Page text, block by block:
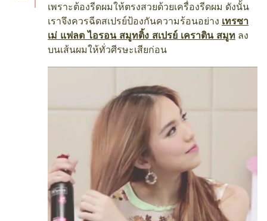
เพราะต้องรีดผมให้ตรงสวยด้วยเครื่องรีดผม ดังนั้น
เราจึงควรฉีดสเปรย์ป้องกันความร้อนอย่าง เทรซา
เม่ แฟลต ไอรอน สมูทติ้ง สเปรย์ เคราติน สมูท ลง
บนเส้นผมให้ทั่วศีรษะเสียก่อน